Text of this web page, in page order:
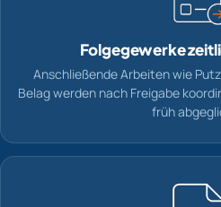
Folgegewerke
Anschließende Arbeiten wie
Belag werden nach Freigabe
früh